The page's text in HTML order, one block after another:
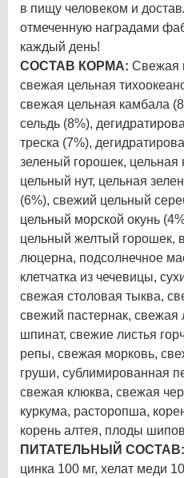
в пищу человеком и
отмеченную наградами
каждый день!
СОСТАВ КОРМА: Свежая
свежая цельная
свежая цельная камбала
сельдь (8%),
треска (7%),
зеленый горошек, цельная
цельный нут, цельная
(6%), свежий цельный
цельный морской окунь
цельный желтый горошек,
люцерна, подсолнечное
клетчатка из чечевицы,
свежая столовая тыква,
свежий пастернак, свежая
шпинат, свежие листья
репы, свежая морковь,
груши, сублимированная
свежая клюква, свежая
куркума, расторопша,
корень алтея, плоды
ПИТАТЕЛЬНЫЙ СОСТАВ:
цинка 100 мг, хелат меди